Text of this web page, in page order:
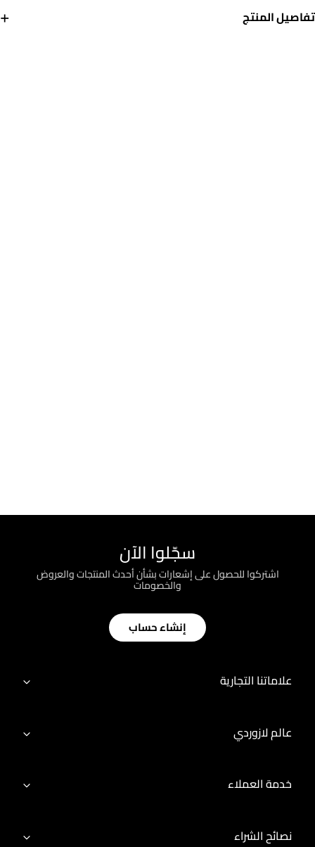
تفاصيل المنتج
+
سجّلوا الآن
اشتركوا للحصول على إشعارات بشأن أحدث المنتجات والعروض
والخصومات
إنشاء حساب
علاماتنا التجارية
عالم لازوردي
خدمة العملاء
نصائح الشراء